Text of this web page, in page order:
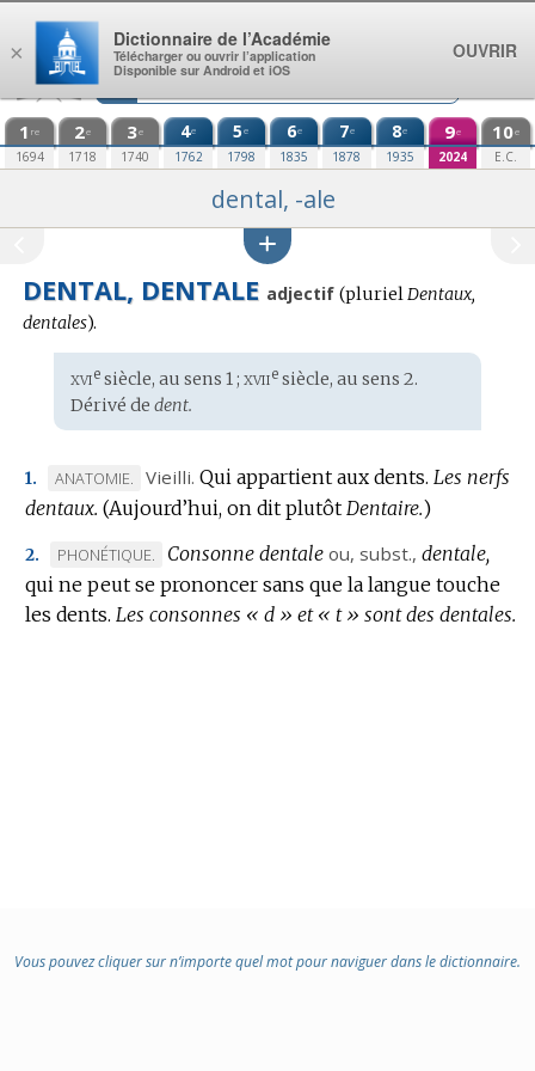
Aller au contenu
1 re
1694
2e
1718
3e
1740
4e
1762
5e
1798
6e
1835
7e
1878
8e
1935
9e
2024
10e
E.C.
dental, -ale
DENTAL, DENTALE adjectif (plurielDentaux,
dentales).
Étymologie
:
xviesiècle, au sens 1 ; xviiesiècle, au sens 2.
Dérivé de dent.
1.
MARQUE
DE
ANATOMIE. Vieilli. Qui appartient aux dents. Les nerfs
dentaux. (Aujourd’hui, on dit plutôt Dentaire.)
2.
MARQUE
DE
DOMAINE
PHONÉTIQUE. Consonne dentale ou, subst., dentale,
qui ne peut se prononcer sans que la langue touche
les dents. Les consonnes « d » et « t » sont des dentales.
Vous pouvez cliquer sur n’importe quel mot pour naviguer dans le dictionnaire.
×
Dictionnaire de l’Académie
Télécharger ou ouvrir l’application
Disponible sur Android et iOS
OUVRIR